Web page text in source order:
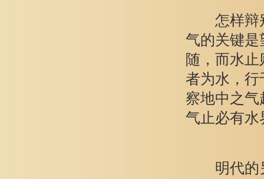
怎样辩别
气的关键是
随，而水
者为水，
察地中之气
气止必有水
明代的另